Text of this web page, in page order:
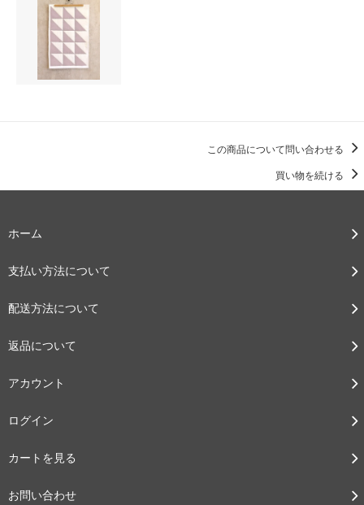
この商品について問い合わせる
買い物を続ける
ホーム
支払い方法について
配送方法について
返品について
アカウント
ログイン
カートを見る
お問い合わせ